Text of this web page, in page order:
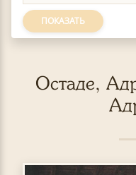
ПОКАЗАТЬ
Остаде,